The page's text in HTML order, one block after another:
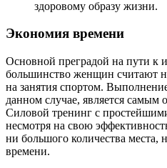
здоровому образу жизни.
Экономия времени
Основной преградой на пути к
большинство женщин считают
на занятия спортом.
данном случае, является
Силовой тренинг с
несмотря на свою
ни большого количества места,
времени.